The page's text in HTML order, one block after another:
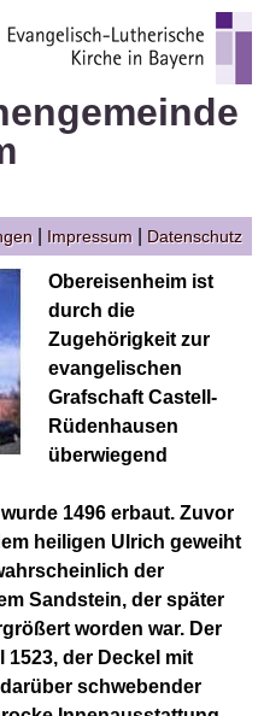
Impressum Datenschutz
Obereisenheim ist
durch die
Zugehörigkeit zur
evangelischen
Grafschaft Castell-
Rüdenhausen
überwiegend
1496 erbaut. Zuvor
heiligen Ulrich geweiht
der
Sandstein, der später
worden war. Der
der Deckel mit
schwebender